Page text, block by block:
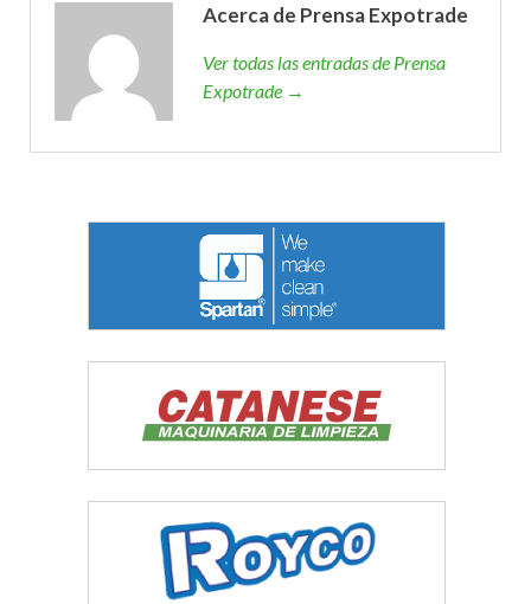
Acerca de Prensa Expotrade
Ver todas las entradas de Prensa
Expotrade →